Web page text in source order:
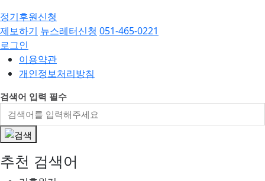
정기후원신청
제보하기 뉴스레터신청 051-465-0221
로그인
이용약관
개인정보처리방침
검색어 입력 필수
추천 검색어